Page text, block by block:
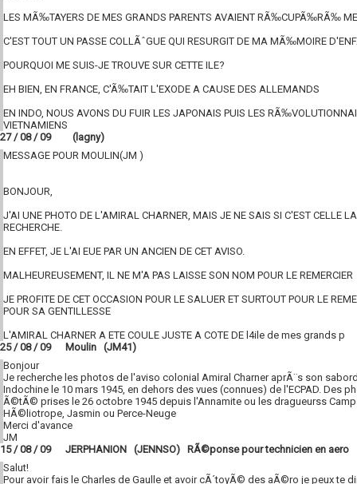
LES MÃ‰TAYERS DE MES GRANDS PARENTS AVAIENT RÃ‰CUPÃ‰RÃ‰
C'EST TOUT UN PASSE COLLÃˆGUE QUI RESURGIT DE MA MÃ‰MOIRE
POURQUOI ME SUIS-JE TROUVE SUR CETTE ILE?
EH BIEN, EN FRANCE, C'Ã‰TAIT L'EXODE A CAUSE DES ALLEMANDS
EN INDO, NOUS AVONS DU FUIR LES JAPONAIS PUIS LES
VIETNAMIENS
27 / 08 / 09 (lagny)
MESSAGE POUR MOULIN(JM )
BONJOUR,
J'AI UNE PHOTO DE L'AMIRAL CHARNER, MAIS JE NE SAIS SI C'EST CELLE
RECHERCHE.
EN EFFET, JE L'AI EUE PAR UN ANCIEN DE CET AVISO.
MALHEUREUSEMENT, IL NE M'A PAS LAISSE SON NOM POUR LE REMERCIER
JE PROFITE DE CET OCCASION POUR LE SALUER ET SURTOUT POUR LE
POUR SA GENTILLESSE
L'AMIRAL CHARNER A ETE COULE JUSTE A COTE DE l4ile de mes grands p
25 / 08 / 09 Moulin (JM41)
Bonjour
Je recherche les photos de l'aviso colonial Amiral Charner aprÃ¨s son
Indochine le 10 mars 1945, en dehors des vues (connues) de l'ECPAD. Des
Ã©tÃ© prises le 26 octobre 1945 depuis l'Annamite ou les dragueurss
HÃ©liotrope, Jasmin ou Perce-Neuge
Merci d'avance
JM
15 / 08 / 09 JERPHANION (JENNSO) RÃ©ponse pour technicien en aero
Salut!
Pour avoir fais le Charles de Gaulle et avoir cÃ´toyÃ© des aÃ©ro je peux te